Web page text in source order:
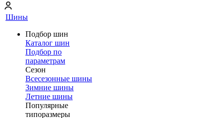
Шины
Подбор шин
Каталог шин
Подбор по
параметрам
Сезон
Всесезонные шины
Зимние шины
Летние шины
Популярные
типоразмеры